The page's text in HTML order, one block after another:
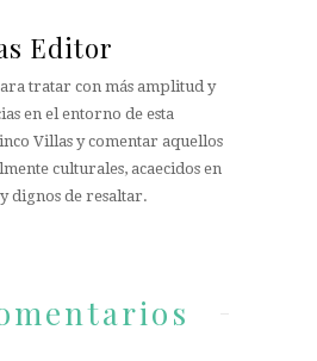
Editor
tratar con más amplitud y
en el entorno de esta
Villas y comentar aquellos
culturales, acaecidos en
dignos de resaltar.